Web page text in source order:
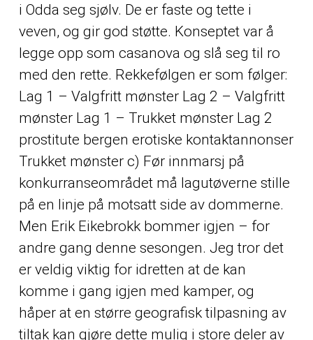
i Odda seg sjølv. De er faste og tette i
veven, og gir god støtte. Konseptet var å
legge opp som casanova og slå seg til ro
med den rette. Rekkefølgen er som følger:
Lag 1 – Valgfritt mønster Lag 2 – Valgfritt
mønster Lag 1 – Trukket mønster Lag 2
prostitute bergen erotiske kontaktannonser
Trukket mønster c) Før innmarsj på
konkurranseområdet må lagutøverne stille
på en linje på motsatt side av dommerne.
Men Erik Eikebrokk bommer igjen – for
andre gang denne sesongen. Jeg tror det
er veldig viktig for idretten at de kan
komme i gang igjen med kamper, og
håper at en større geografisk tilpasning av
tiltak kan gjøre dette mulig i store deler av